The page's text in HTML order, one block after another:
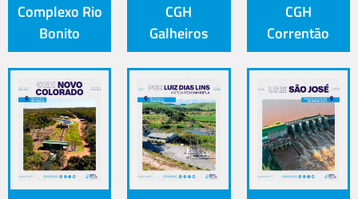
Complexo Rio
Bonito
CGH
Galheiros
CGH
Correntão